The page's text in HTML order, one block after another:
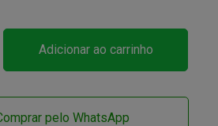
Adicionar ao carrinho
pelo WhatsApp